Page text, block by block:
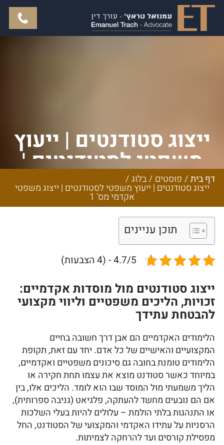
ייצוג סטודנטים | ייעוץ
משפטי לסטודנטים |
ייצוג משפטי אקדמי
מס' 1
דף בית/ פוסטים /בלוג/
ייצוג סטודנטים | ייעוץ משפטי לסטודנטים | ייצוג משפטי
אקדמי מס' 1
תוכן עניינים
4.7/5 - (4 הצבעות)
ייצוג סטודנטים מול מוסדות אקדמיים:
זכויות, הליכים משפטיים וליווי מקצועי
להבטחת עתידך
הלימודים האקדמיים הם אבן דרך חשובה בחיים
המקצועיים והאישיים של כל אדם. יחד עם זאת, תקופת
הלימודים טומנת בחובה גם סיכונים משפטיים ואקדמיים,
במיוחד כאשר סטודנט מוצא את עצמו תחת חקירה או
הליך משמעתי מול המוסד שבו הוא לומד. הליכים אלו, בין
אם הם נובעים מחשד להעתקה, פלגיאט (גניבה ספרותית),
או התנהגות בלתי הולמת – עלולים להיות בעלי השלכות
הרסניות על עתידו האקדמי והמקצועי של הסטודנט, החל
מפסילת קורסים ועד להרחקה לצמיתות.